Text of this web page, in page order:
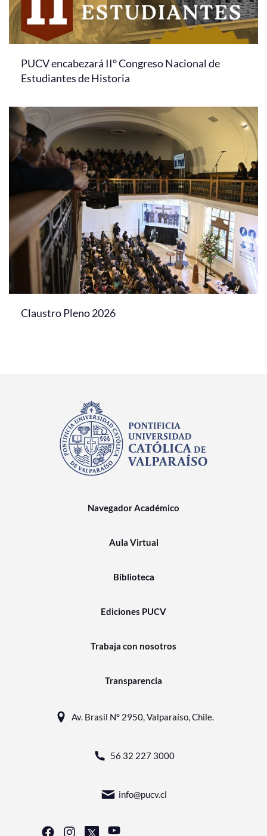
PUCV encabezará II° Congreso Nacional de
Estudiantes de Historia
Claustro Pleno 2026
Navegador Académico
Aula Virtual
Biblioteca
Ediciones PUCV
Trabaja con nosotros
Transparencia
Av. Brasil N° 2950, Valparaíso, Chile.
56 32 227 3000
info@pucv.cl